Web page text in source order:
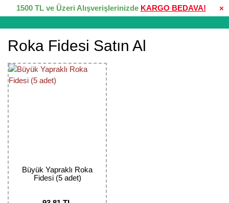
×
1500 TL ve Üzeri Alışverişlerinizde KARGO BEDAVA!
Roka Fidesi Satın Al
Büyük Yapraklı Roka
Fidesi (5 adet)